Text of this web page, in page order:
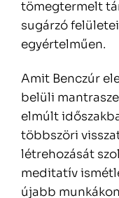
tömegtermelt
sugárzó
egyértelműen.
Amit Benczúr
belüli
elmúlt
többszöri
létrehozását
meditatív
újabb